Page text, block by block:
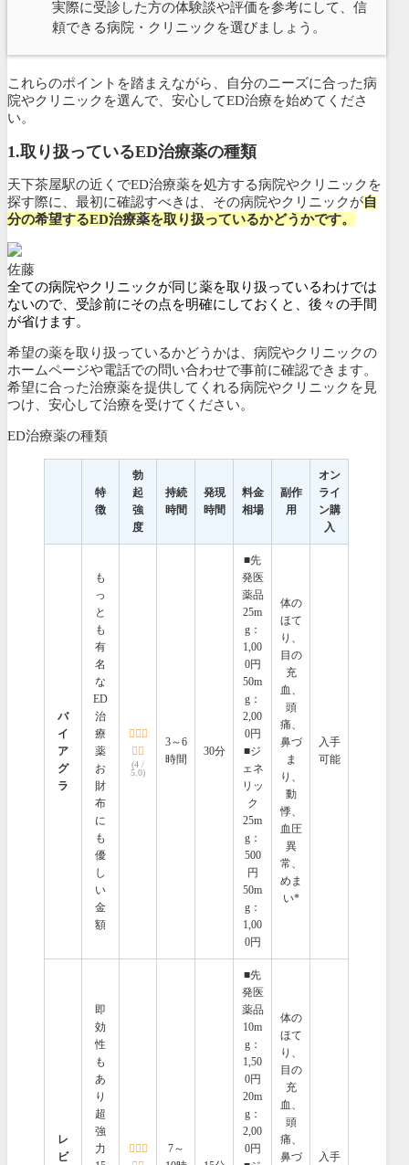
実際に受診した方の体験談や評価を参考にして、信
頼できる病院・クリニックを選びましょう。
これらのポイントを踏まえながら、自分のニーズに合った病
院やクリニックを選んで、安心してED治療を始めてくださ
い。
1.取り扱っているED治療薬の種類
天下茶屋駅の近くでED治療薬を処方する病院やクリニックを
探す際に、最初に確認すべきは、その病院やクリニックが自
分の希望するED治療薬を取り扱っているかどうかです。
佐藤
全ての病院やクリニックが同じ薬を取り扱っているわけでは
ないので、受診前にその点を明確にしておくと、後々の手間
が省けます。
希望の薬を取り扱っているかどうかは、病院やクリニックの
ホームページや電話での問い合わせで事前に確認できます。
希望に合った治療薬を提供してくれる病院やクリニックを見
つけ、安心して治療を受けてください。
ED治療薬の種類
特
徴
勃
起
強
度
持続
時間
発現
時間
料金
相場
副作
用
オン
ライ
ン購
入
バ
イ
ア
グ
ラ
も
っ
と
も
有
名
な
ED
治
療
薬
お
財
布
に
も
優
し
い
金
額
(4 /
5.0)
3～6
時間
30分
■先
発医
薬品
25m
g：
1,00
0円
50m
g：
2,00
0円
■ジ
ェネ
リッ
ク
25m
g：
500
円
50m
g：
1,00
0円
体の
ほて
り、
目の
充
血、
頭
痛、
鼻づ
ま
り、
動
悸、
血圧
異
常、
めま
い*
入手
可能
レ
ビ
即
効
性
も
あ
り
超
強
力
7～
■先
発医
薬品
10m
g：
1,50
0円
20m
g：
2,00
0円
体の
ほて
り、
目の
充
血、
頭
痛、
鼻づ
入手